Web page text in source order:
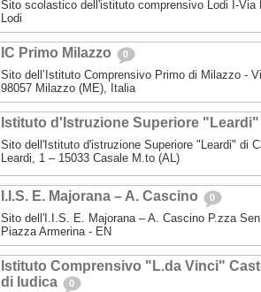
Sito scolastico dell'istituto comprensivo Lodi I-Via
Lodi
IC Primo Milazzo 0
Sito dell’Istituto Comprensivo Primo di Milazzo -
98057 Milazzo (ME), Italia
Istituto d'Istruzione Superiore
Sito dell'Istituto d'istruzione Superiore "Leardi" di
Leardi, 1 – 15033 Casale M.to (AL)
I.I.S. E. Majorana – A. Cascino 0
Sito dell'I.I.S. E. Majorana – A. Cascino P.zza
Piazza Armerina - EN
Istituto Comprensivo "L.da Vinci"
di Iudica
0